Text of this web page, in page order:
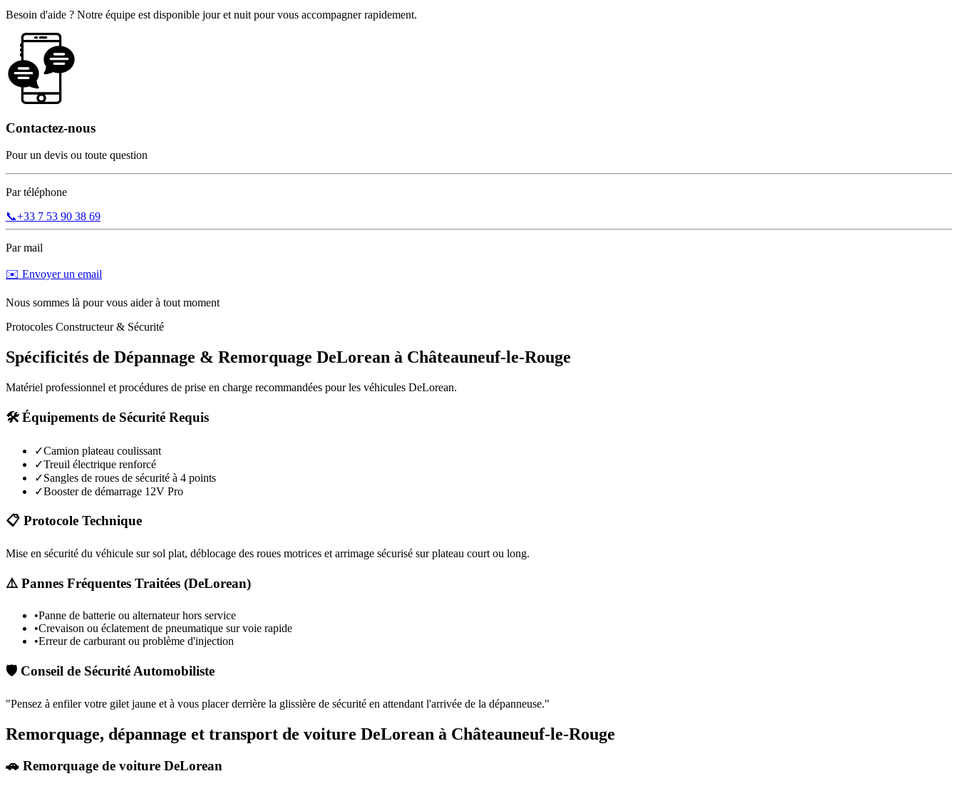
Besoin d'aide ? Notre équipe est disponible jour et nuit pour vous accompagner rapidement.
Contactez-nous
Pour un devis ou toute question
Par téléphone
📞+33 7 53 90 38 69
Par mail
✉️ Envoyer un email
Nous sommes là pour vous aider à tout moment
Protocoles Constructeur & Sécurité
Spécificités de Dépannage & Remorquage DeLorean à Châteauneuf-le-Rouge
Matériel professionnel et procédures de prise en charge recommandées pour les véhicules DeLorean.
🛠️ Équipements de Sécurité Requis
✓Camion plateau coulissant
✓Treuil électrique renforcé
✓Sangles de roues de sécurité à 4 points
✓Booster de démarrage 12V Pro
📋 Protocole Technique
Mise en sécurité du véhicule sur sol plat, déblocage des roues motrices et arrimage sécurisé sur plateau court ou long.
⚠️ Pannes Fréquentes Traitées (DeLorean)
•Panne de batterie ou alternateur hors service
•Crevaison ou éclatement de pneumatique sur voie rapide
•Erreur de carburant ou problème d'injection
🛡️ Conseil de Sécurité Automobiliste
"Pensez à enfiler votre gilet jaune et à vous placer derrière la glissière de sécurité en attendant l'arrivée de la dépanneuse."
Remorquage, dépannage et transport de voiture DeLorean à Châteauneuf-le-Rouge
🚗 Remorquage de voiture DeLorean